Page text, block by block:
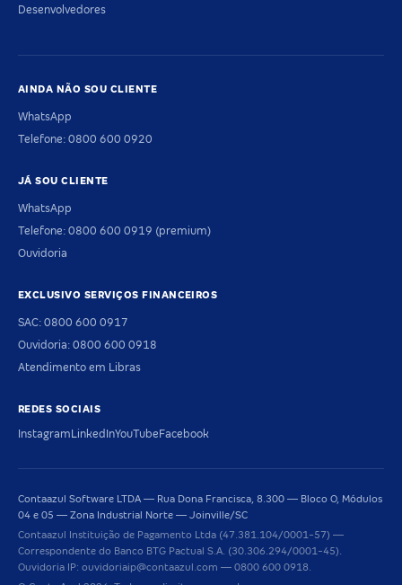
Desenvolvedores
AINDA NÃO SOU CLIENTE
WhatsApp
Telefone: 0800 600 0920
JÁ SOU CLIENTE
WhatsApp
Telefone: 0800 600 0919 (premium)
Ouvidoria
EXCLUSIVO SERVIÇOS FINANCEIROS
SAC: 0800 600 0917
Ouvidoria: 0800 600 0918
Atendimento em Libras
REDES SOCIAIS
InstagramLinkedInYouTubeFacebook
Contaazul Software LTDA — Rua Dona Francisca, 8.300 — Bloco O, Módulos
04 e 05 — Zona Industrial Norte — Joinville/SC
Contaazul Instituição de Pagamento Ltda (47.381.104/0001-57) —
Correspondente do Banco BTG Pactual S.A. (30.306.294/0001-45).
Ouvidoria IP: ouvidoriaip@contaazul.com — 0800 600 0918.